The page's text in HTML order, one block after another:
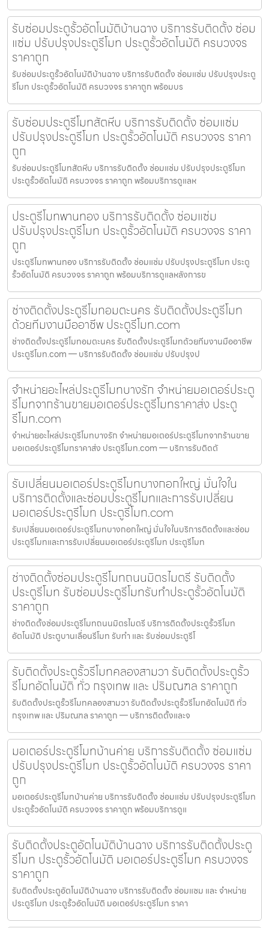
รับซ่อมประตูรั้วอัตโนมัติบ้านฉาง บริการรับติดตั้ง ซ่อม
แซ่ม ปรับปรุงประตูรีโมท ประตูรั้วอัตโนมัติ ครบวงจร
ราคาถูก
รับซ่อมประตูรั้วอัตโนมัติบ้านฉาง บริการรับติดตั้ง ซ่อมแซ่ม ปรับปรุงประตู
รีโมท ประตูรั้วอัตโนมัติ ครบวงจร ราคาถูก พร้อมบร
รับซ่อมประตูรีโมทสัตหีบ บริการรับติดตั้ง ซ่อมแซ่ม
ปรับปรุงประตูรีโมท ประตูรั้วอัตโนมัติ ครบวงจร ราคา
ถูก
รับซ่อมประตูรีโมทสัตหีบ บริการรับติดตั้ง ซ่อมแซ่ม ปรับปรุงประตูรีโมท
ประตูรั้วอัตโนมัติ ครบวงจร ราคาถูก พร้อมบริการดูแลห
ประตูรีโมทพานทอง บริการรับติดตั้ง ซ่อมแซ่ม
ปรับปรุงประตูรีโมท ประตูรั้วอัตโนมัติ ครบวงจร ราคา
ถูก
ประตูรีโมทพานทอง บริการรับติดตั้ง ซ่อมแซ่ม ปรับปรุงประตูรีโมท ประตู
รั้วอัตโนมัติ ครบวงจร ราคาถูก พร้อมบริการดูแลหลังการข
ช่างติดตั้งประตูรีโมทอมตะนคร รับติดตั้งประตูรีโมท
ด้วยทีมงานมืออาชีพ ประตูรีโมท.com
ช่างติดตั้งประตูรีโมทอมตะนคร รับติดตั้งประตูรีโมทด้วยทีมงานมืออาชีพ
ประตูรีโมท.com — บริการรับติดตั้ง ซ่อมแซ่ม ปรับปรุงป
จำหน่ายอะไหล่ประตูรีโมทบางรัก จำหน่ายมอเตอร์ประตู
รีโมทจากร้านขายมอเตอร์ประตูรีโมทราคาส่ง ประตู
รีโมท.com
จำหน่ายอะไหล่ประตูรีโมทบางรัก จำหน่ายมอเตอร์ประตูรีโมทจากร้านขาย
มอเตอร์ประตูรีโมทราคาส่ง ประตูรีโมท.com — บริการรับติดตั
รับเปลี่ยนมอเตอร์ประตูรีโมทบางกอกใหญ่ มั่นใจใน
บริการติดตั้งและซ่อมประตูรีโมทและการรับเปลี่ยน
มอเตอร์ประตูรีโมท ประตูรีโมท.com
รับเปลี่ยนมอเตอร์ประตูรีโมทบางกอกใหญ่ มั่นใจในบริการติดตั้งและซ่อม
ประตูรีโมทและการรับเปลี่ยนมอเตอร์ประตูรีโมท ประตูรีโมท
ช่างติดตั้งซ่อมประตูรีโมทถนนมิตรไมตรี รับติดตั้ง
ประตูรีโมท รับซ่อมประตูรีโมทรับทำประตูรั้วอัตโนมัติ
ราคาถูก
ช่างติดตั้งซ่อมประตูรีโมทถนนมิตรไมตรี บริการติดตั้งประตูรั้วรีโมท
อัตโนมัติ ประตูบานเลื่อนรีโมท รับทำ และ รับซ่อมประตูรีโ
รับติดตั้งประตูรั้วรีโมทคลองสามวา รับติดตั้งประตูรั้ว
รีโมทอัตโนมัติ ทั่ว กรุงเทพ และ ปริมณฑล ราคาถูก
รับติดตั้งประตูรั้วรีโมทคลองสามวา รับติดตั้งประตูรั้วรีโมทอัตโนมัติ ทั่ว
กรุงเทพ และ ปริมณฑล ราคาถูก — บริการติดตั้งและจ
มอเตอร์ประตูรีโมทบ้านค่าย บริการรับติดตั้ง ซ่อมแซ่ม
ปรับปรุงประตูรีโมท ประตูรั้วอัตโนมัติ ครบวงจร ราคา
ถูก
มอเตอร์ประตูรีโมทบ้านค่าย บริการรับติดตั้ง ซ่อมแซ่ม ปรับปรุงประตูรีโมท
ประตูรั้วอัตโนมัติ ครบวงจร ราคาถูก พร้อมบริการดูแ
รับติดตั้งประตูอัตโนมัติบ้านฉาง บริการรับติดตั้งประตู
รีโมท ประตูรั้วอัตโนมัติ มอเตอร์ประตูรีโมท ครบวงจร
ราคาถูก
รับติดตั้งประตูอัตโนมัติบ้านฉาง บริการรับติดตั้ง ซ่อมแซม และ จำหน่าย
ประตูรีโมท ประตูรั้วอัตโนมัติ มอเตอร์ประตูรีโมท ราคา